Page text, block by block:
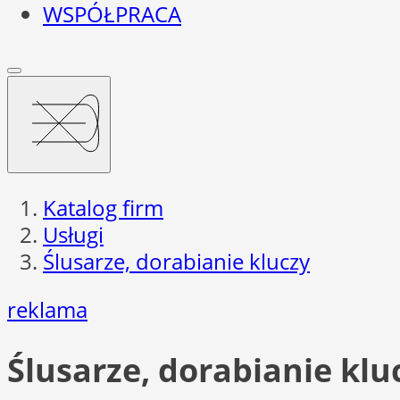
WSPÓŁPRACA
Katalog firm
Usługi
Ślusarze, dorabianie kluczy
reklama
Ślusarze, dorabianie